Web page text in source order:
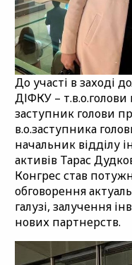
До участі в заході
ДІФКУ –
заступник голови
в.о.заступника
начальник відділу
активів Тарас
Конгрес став
обговорення
галузі, залучення
нових партнерств.